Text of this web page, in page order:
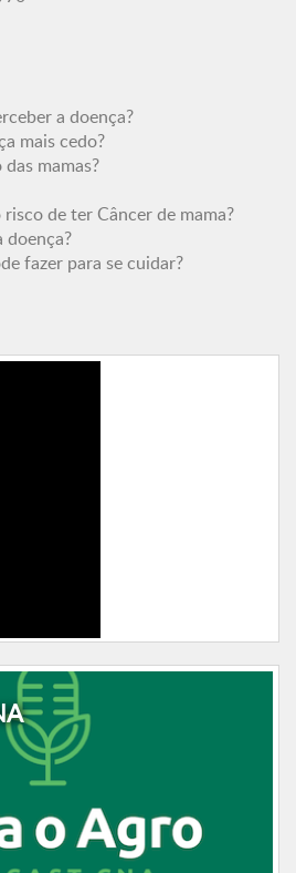
a doença?
mais cedo?
mamas?
de ter Câncer de mama?
doença?
fazer para se cuidar?